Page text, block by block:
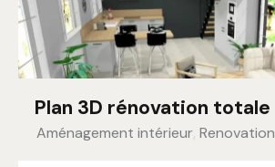
Plan 3D rénovation totale
Aménagement intérieur, Renovation